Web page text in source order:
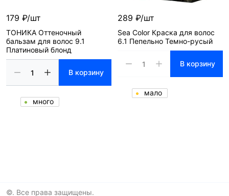
179 ₽/шт
ТОНИКА Оттеночный
бальзам для волос 9.1
Платиновый блонд
В корзину
много
289 ₽/шт
Sea Color Краска для волос
6.1 Пепельно Темно-русый
В корзину
мало
©. Все права защищены.